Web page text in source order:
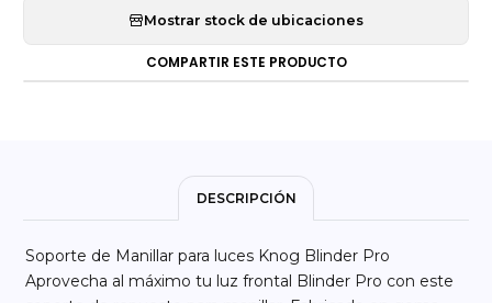
Mostrar stock de ubicaciones
COMPARTIR ESTE PRODUCTO
DESCRIPCIÓN
Soporte de Manillar para luces Knog Blinder Pro
Aprovecha al máximo tu luz frontal Blinder Pro con este